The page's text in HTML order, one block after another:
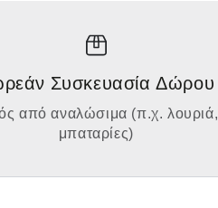
Συσκευασία Δώρου
από αναλώσιμα (π.χ. λουριά,
μπαταρίες)